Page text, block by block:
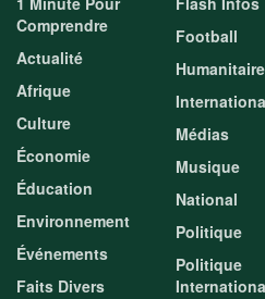
Comprendre
Actualité
Afrique
Culture
Économie
Éducation
Environnement
Événements
Faits Divers
Football
Humanitaire
Médias
Musique
National
Politique
Politique